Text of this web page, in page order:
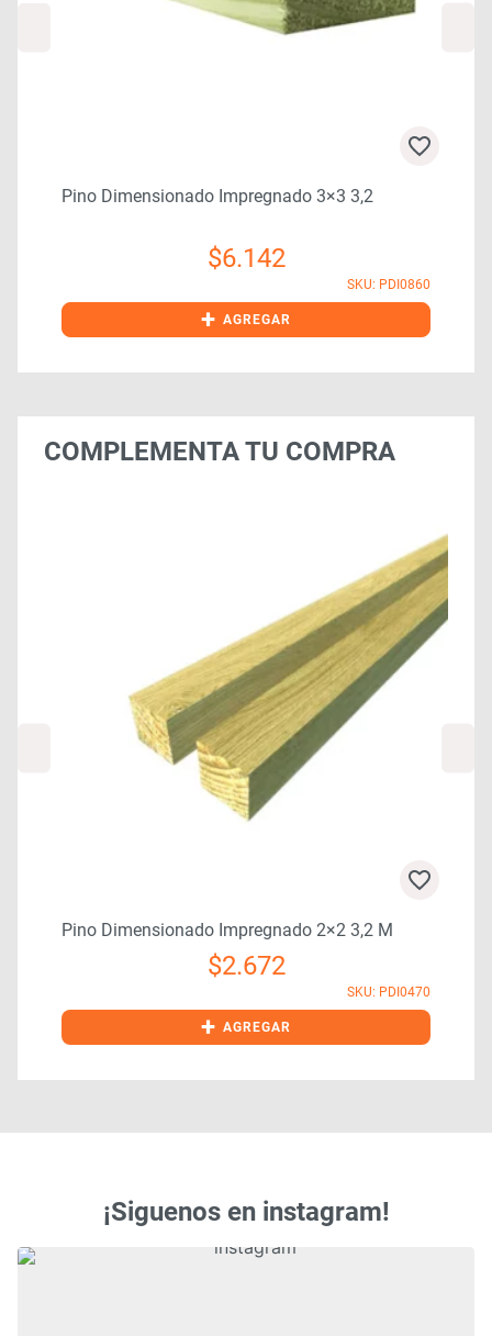
Pino Dimensionado Impregnado 3×3 3,2
$6.142
SKU: PDI0860
+ AGREGAR
COMPLEMENTA TU COMPRA
Pino Dimensionado Impregnado 2×2 3,2 M
$2.672
SKU: PDI0470
+ AGREGAR
¡Siguenos en instagram!